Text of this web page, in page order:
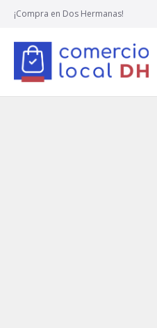
¡Compra en Dos Hermanas!